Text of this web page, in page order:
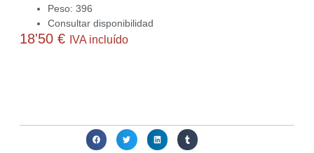
Peso: 396
Consultar disponibilidad
18'50 € IVA incluído